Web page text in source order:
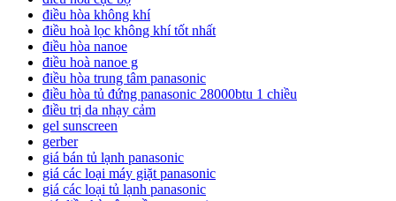
điều hòa không khí
điều hoà lọc không khí tốt nhất
điều hòa nanoe
điều hoà nanoe g
điều hòa trung tâm panasonic
điều hòa tủ đứng panasonic 28000btu 1 chiều
điều trị da nhạy cảm
gel sunscreen
gerber
giá bán tủ lạnh panasonic
giá các loại máy giặt panasonic
giá các loại tủ lạnh panasonic